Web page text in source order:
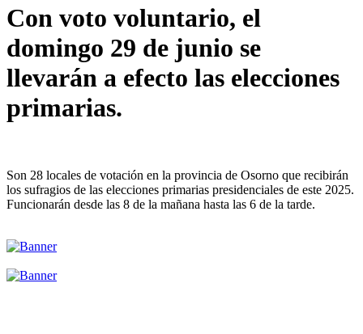
Con voto voluntario, el
domingo 29 de junio se
llevarán a efecto las elecciones
primarias.
Son 28 locales de votación en la provincia de Osorno que recibirán
los sufragios de las elecciones primarias presidenciales de este 2025.
Funcionarán desde las 8 de la mañana hasta las 6 de la tarde.